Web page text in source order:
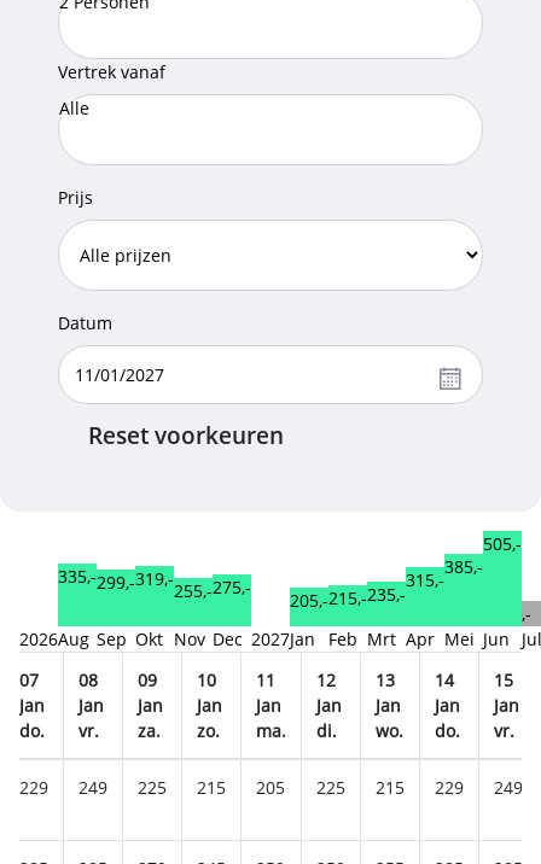
Vertrek vanaf
Alle
Prijs
Datum
Reset voorkeuren
2026
335,-
Aug
299,-
Sep
319,-
Okt
255,-
Nov
275,-
Dec 2027
205,-
Jan
215,-
Feb
235,-
Mrt
315,-
Apr
385,-
Mei
505,-
Jun
,-
Jul
07
Jan
do.
08
Jan
vr.
09
Jan
za.
10
Jan
zo.
11
Jan
ma.
12
Jan
di.
13
Jan
wo.
14
Jan
do.
15
Jan
vr.
229 249 225 215 205 225 215 229 249